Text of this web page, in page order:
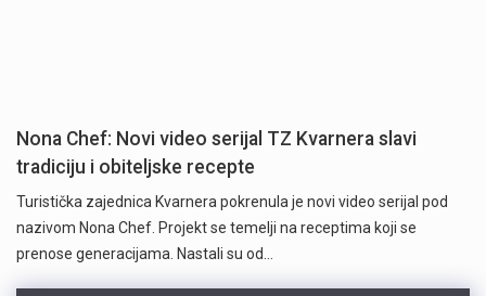
Nona Chef: Novi video serijal TZ Kvarnera slavi
tradiciju i obiteljske recepte
Turistička zajednica Kvarnera pokrenula je novi video serijal pod
nazivom Nona Chef. Projekt se temelji na receptima koji se
prenose generacijama. Nastali su od…